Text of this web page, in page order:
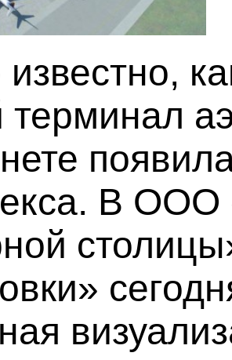
терминал
В ООО